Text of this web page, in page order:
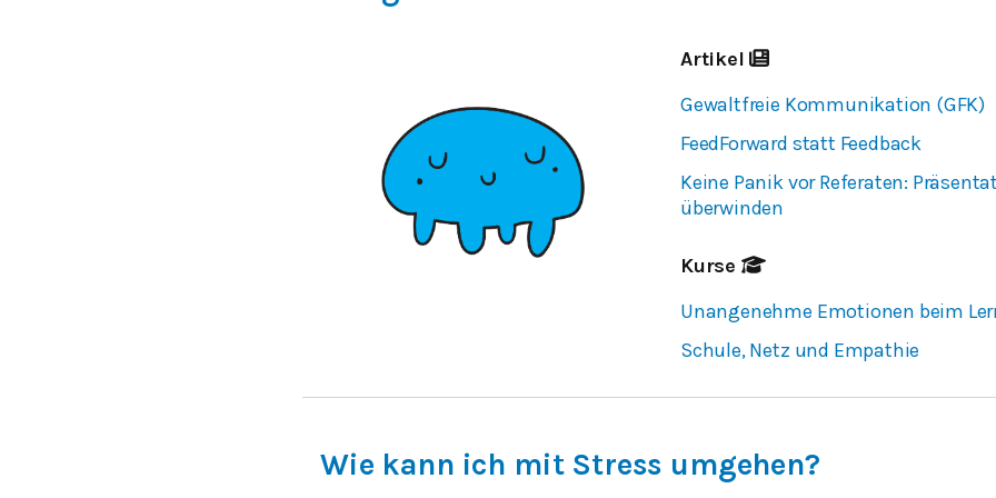
Artikel
Gewaltfreie Kommunikation (GFK)
FeedForward statt Feedback
Keine Panik vor Referaten:
überwinden
Kurse
Unangenehme Emotionen beim
Schule, Netz und Empathie
Wie kann ich mit Stress umgehen?